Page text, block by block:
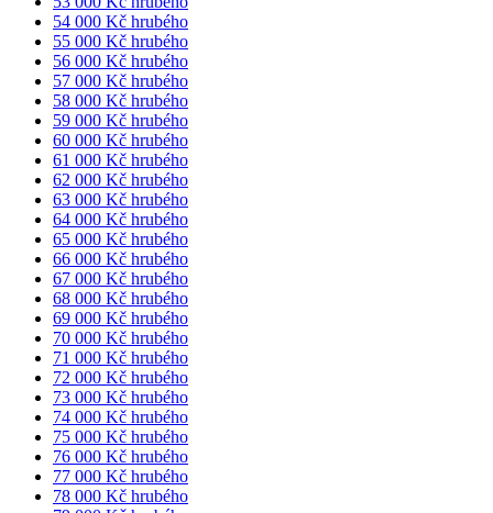
54 000 Kč hrubého
55 000 Kč hrubého
56 000 Kč hrubého
57 000 Kč hrubého
58 000 Kč hrubého
59 000 Kč hrubého
60 000 Kč hrubého
61 000 Kč hrubého
62 000 Kč hrubého
63 000 Kč hrubého
64 000 Kč hrubého
65 000 Kč hrubého
66 000 Kč hrubého
67 000 Kč hrubého
68 000 Kč hrubého
69 000 Kč hrubého
70 000 Kč hrubého
71 000 Kč hrubého
72 000 Kč hrubého
73 000 Kč hrubého
74 000 Kč hrubého
75 000 Kč hrubého
76 000 Kč hrubého
77 000 Kč hrubého
78 000 Kč hrubého